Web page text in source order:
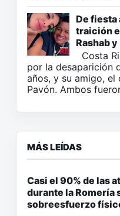
De fiesta
traición
Rashab
Costa
por la desaparición
años, y su amigo,
Pavón. Ambos
MÁS LEÍDAS
Casi el 90% de las
durante la Romería
sobreesfuerzo